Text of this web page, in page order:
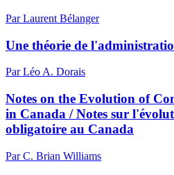
Par Laurent Bélanger
Une théorie de
Par Léo A. Dorais
Notes on the Evolution of
in Canada / Notes sur
obligatoire au Canada
Par C. Brian Williams